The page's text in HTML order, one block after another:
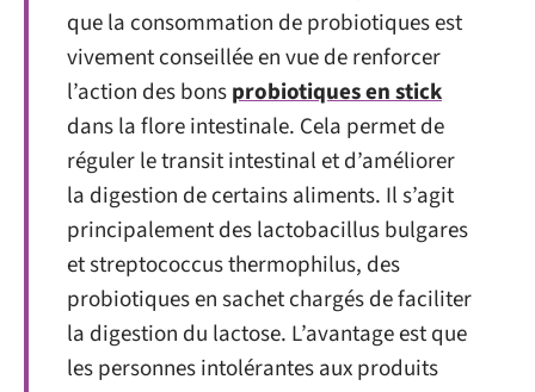
que la consommation de probiotiques est
vivement conseillée en vue de renforcer
l’action des bonsprobiotiques en stick
dans la flore intestinale. Cela permet de
réguler le transit intestinal et d’améliorer
la digestion de certains aliments. Il s’agit
principalement des lactobacillus bulgares
et streptococcus thermophilus, des
probiotiques en sachet chargés de faciliter
la digestion du lactose. L’avantage est que
les personnes intolérantes aux produits